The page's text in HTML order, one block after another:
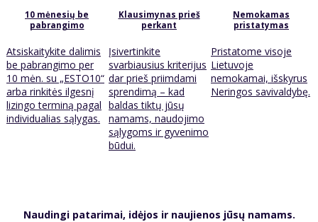
10 mėnesių be
pabrangimo
Atsiskaitykite dalimis
be pabrangimo per
10 mėn. su „ESTO10“
arba rinkitės ilgesnį
lizingo terminą pagal
individualias sąlygas.
Klausimynas prieš
perkant
Įsivertinkite
svarbiausius kriterijus
dar prieš priimdami
sprendimą – kad
baldas tiktų jūsų
namams, naudojimo
sąlygoms ir gyvenimo
būdui.
Nemokamas
pristatymas
Pristatome visoje
Lietuvoje
nemokamai, išskyrus
Neringos savivaldybę.
Naudingi patarimai, idėjos ir naujienos jūsų namams.